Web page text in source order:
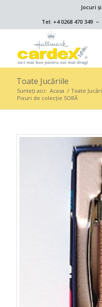
Jocuri
Tel: +4 0268 470 349
Toate Jucăriile
Sunteți aici: Acasa / Toate
Pixuri de colecție SORĂ